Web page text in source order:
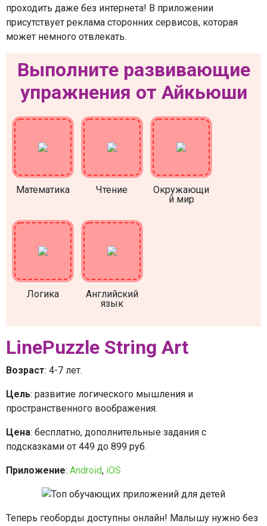
проходить даже без интернета! В приложении
присутствует реклама сторонних сервисов, которая
может немного отвлекать.
Выполните развивающие
упражнения от Айкьюши
Математика Чтение
Окружающи
й мир
Логика
Английский
язык
LinePuzzle String Art
Возраст: 4-7 лет.
Цель: развитие логического мышления и
пространственного воображения.
Цена: бесплатно, дополнительные задания с
подсказками от 449 до 899 руб.
Приложение: Android, iOS
Теперь геоборды доступны онлайн! Малышу нужно без